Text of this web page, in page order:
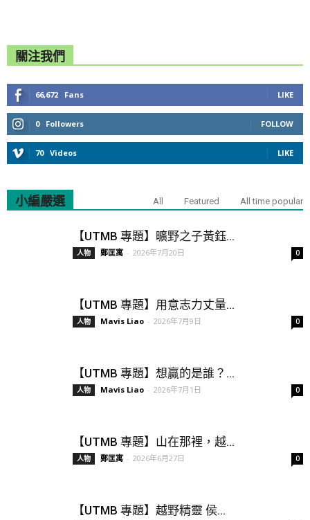
關注我們
66,672 Fans LIKE
0 Followers FOLLOW
70 Videos LIKE
小編嚴選 All Featured All time popular
【UTMB 專題】曠野之子黃鈺...
人物 鄭匡寓 - 2026年7月20日 0
【UTMB 專題】用意志力丈量...
人物 Mavis Liao - 2026年7月9日 0
【UTMB 專題】想贏的是誰？...
人物 Mavis Liao - 2026年7月1日 0
【UTMB 專題】山在那裡，越...
人物 鄭匡寓 - 2026年6月27日 0
【UTMB 專題】越野精靈 侯...